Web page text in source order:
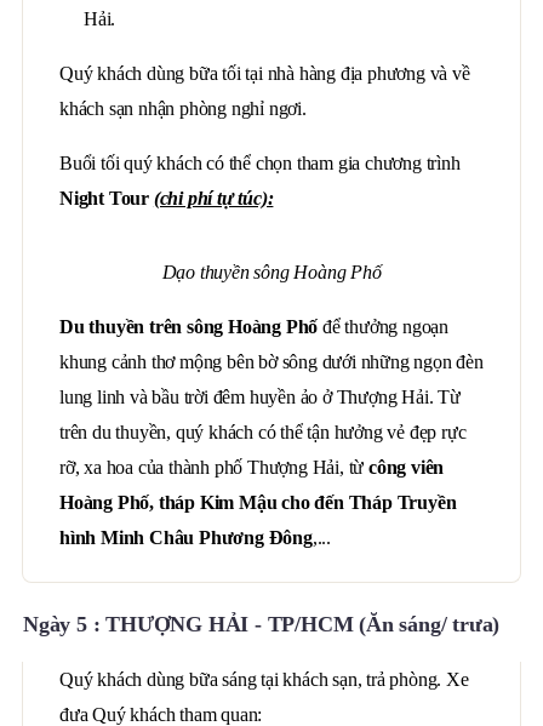
Hải.
Quý khách dùng bữa tối tại nhà hàng địa phương và về
khách sạn nhận phòng nghỉ ngơi.
Buổi tối quý khách có thể chọn tham gia chương trình
Night Tour (chi phí tự túc):
Dạo thuyền sông Hoàng Phố
Du thuyền trên sông Hoàng Phố để thưởng ngoạn
khung cảnh thơ mộng bên bờ sông dưới những ngọn đèn
lung linh và bầu trời đêm huyền ảo ở Thượng Hải. Từ
trên du thuyền, quý khách có thể tận hưởng vẻ đẹp rực
rỡ, xa hoa của thành phố Thượng Hải, từcông viên
Hoàng Phố, tháp Kim Mậu cho đến Tháp Truyền
hình Minh Châu Phương Đông,...
Ngày 5 : THƯỢNG HẢI - TP/HCM (Ăn sáng/ trưa)
Quý khách dùng bữa sáng tại khách sạn, trả phòng. Xe
đưa Quý khách tham quan: